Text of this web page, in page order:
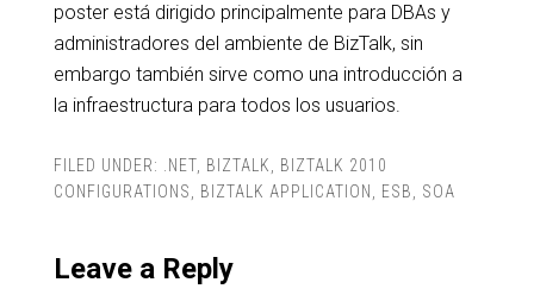
poster está dirigido principalmente para DBAs y
administradores del ambiente de BizTalk, sin
embargo también sirve como una introducción a
la infraestructura para todos los usuarios.
FILED UNDER: .NET, BIZTALK
BIZTALK 2010
CONFIGURATIONS
BIZTALK APPLICATION ESB SOA
Leave a Reply